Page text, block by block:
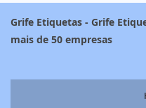
Grife Etiquetas - Grife
mais de 50 empresas